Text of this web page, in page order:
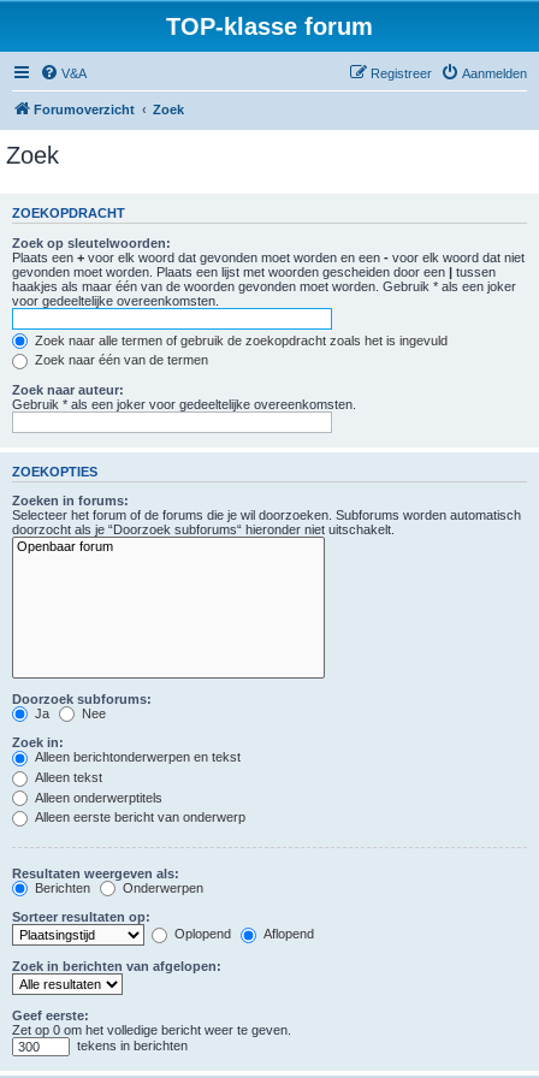
TOP-klasse forum
V&A Aanmelden
Registreer
Forumoverzicht Zoek
Zoek
ZOEKOPDRACHT
Zoek op sleutelwoorden:
Plaats een + voor elk woord dat gevonden moet worden en een - voor elk woord dat niet
gevonden moet worden. Plaats een lijst met woorden gescheiden door een | tussen
haakjes als maar één van de woorden gevonden moet worden. Gebruik * als een joker
voor gedeeltelijke overeenkomsten.
Zoek naar alle termen of gebruik de zoekopdracht zoals het is ingevuld
Zoek naar één van de termen
Zoek naar auteur:
Gebruik * als een joker voor gedeeltelijke overeenkomsten.
ZOEKOPTIES
Zoeken in forums:
Selecteer het forum of de forums die je wil doorzoeken. Subforums worden automatisch
doorzocht als je “Doorzoek subforums“ hieronder niet uitschakelt.
Doorzoek subforums:
Ja
Nee
Zoek in:
Alleen berichtonderwerpen en tekst
Alleen tekst
Alleen onderwerptitels
Alleen eerste bericht van onderwerp
Resultaten weergeven als:
Berichten
Onderwerpen
Sorteer resultaten op:
Oplopend
Aflopend
Zoek in berichten van afgelopen:
Geef eerste:
Zet op 0 om het volledige bericht weer te geven.
tekens in berichten